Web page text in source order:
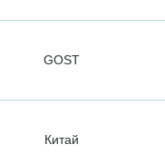
GOST
Китай